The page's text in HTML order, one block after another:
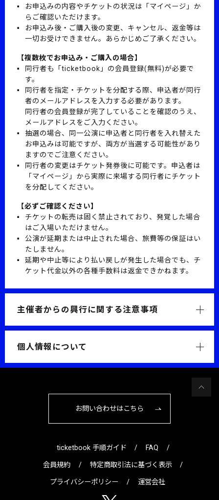
お申込みの内容やチケットの状況は「マイページ」か
らご確認いただけます。
お申込み後・ご購入後の変更、キャンセル、返金等は
一切お受けできません。あらかじめご了承ください。
【複数枚でお申込み・ご購入の場合】
同行者も「ticketbook」の会員登録(無料)が必要で
す。
同行者を指定・チケットを分配する際、申込者が同行
者のメールアドレスを入力する必要があります。
同行者の会員登録が完了していることを確認のうえ、
メールアドレスをご入力ください。
抽選の場合、同一公演に申込者と同行者を入れ替えた
お申込みは可能ですが、両方が当選する可能性があり
ますのでご注意ください。
同行者の変更はチケット発券後に可能です。申込者は
「マイページ」から実際に来場する同行者にチケット
を分配してください。
【必ずご確認ください】
チケットの転売は固く禁止されており、発覚した場合
はご入場いただけません。
公演が延期または中止された場合、旅費等の保証はい
たしません。
延期や中止等により払い戻しが発生した場合でも、チ
ケット代金以外の各種手数料は返金できかねます。
主催者からの興行に関する注意事項
個人情報について
お問い合わせはこちら
ticketbook 手順ガイド FAQ
会員規約 特定商取引法に基づく表示
プライバシーポリシー 運営会社